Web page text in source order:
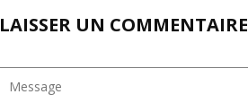
LAISSER UN COMMENTAIRE